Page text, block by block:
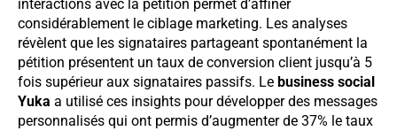
interactions avec la pétition permet d’affiner
considérablement le ciblage marketing. Les analyses
révèlent que les signataires partageant spontanément la
pétition présentent un taux de conversion client jusqu’à 5
fois supérieur aux signataires passifs. Le business social
Yuka a utilisé ces insights pour développer des messages
personnalisés qui ont permis d’augmenter de 37% le taux